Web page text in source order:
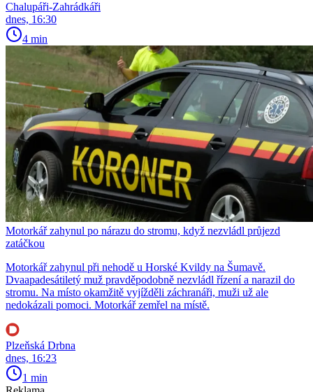
Chalupáři-Zahrádkáři
dnes, 16:30
4 min
Motorkář zahynul po nárazu do stromu, když nezvládl průjezd
zatáčkou
Motorkář zahynul při nehodě u Horské Kvildy na Šumavě.
Dvaapadesátiletý muž pravděpodobně nezvládl řízení a narazil do
stromu. Na místo okamžitě vyjížděli záchranáři, muži už ale
nedokázali pomoci. Motorkář zemřel na místě.
Plzeňská Drbna
dnes, 16:23
1 min